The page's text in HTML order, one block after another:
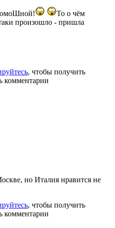
То о чём
произошло - пришла
, чтобы получить
комментарии
но Италия нравится не
, чтобы получить
комментарии